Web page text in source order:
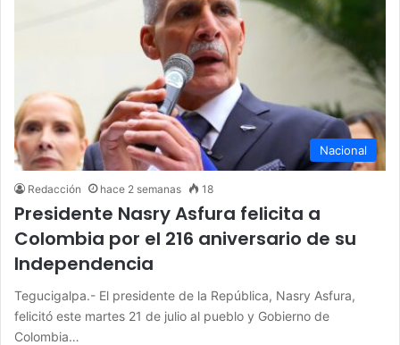
Nacional
Redacción hace 2 semanas 18
Presidente Nasry Asfura felicita a
Colombia por el 216 aniversario de su
Independencia
Tegucigalpa.- El presidente de la República, Nasry Asfura,
felicitó este martes 21 de julio al pueblo y Gobierno de
Colombia…